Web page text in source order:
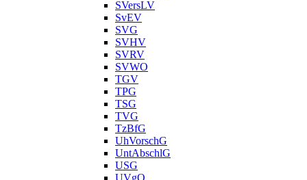
SVersLV
SvEV
SVG
SVHV
SVRV
SVWO
TGV
TPG
TSG
TVG
TzBfG
UhVorschG
UntAbschlG
USG
UVgO